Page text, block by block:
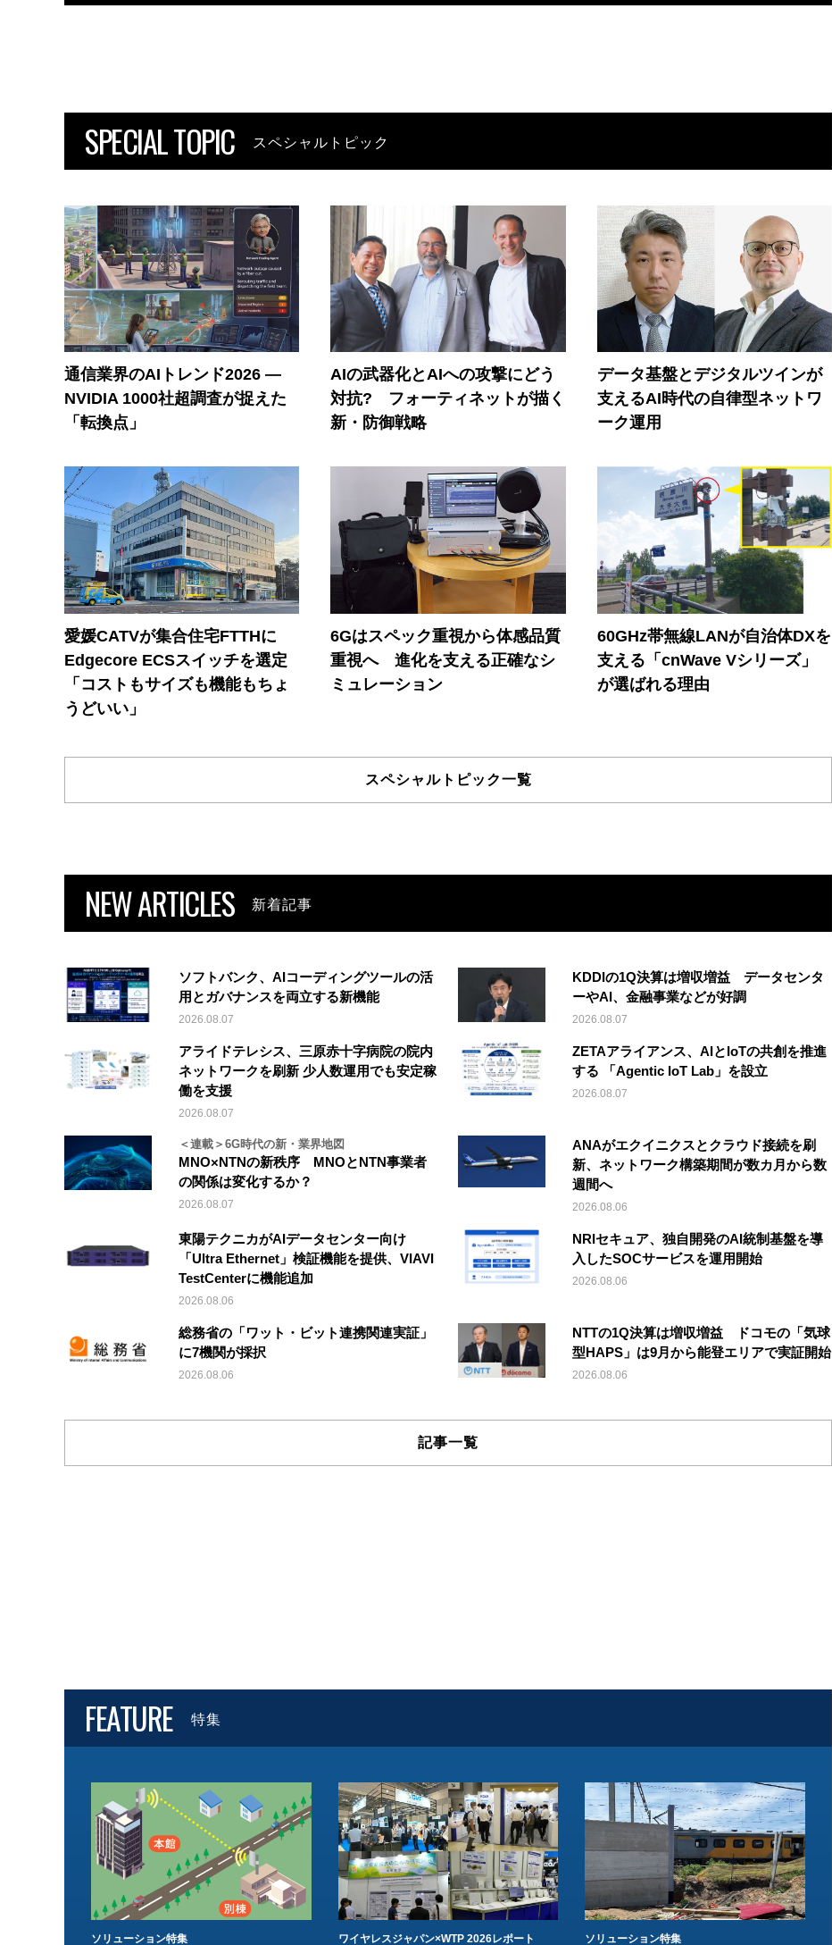
SPECIAL TOPIC スペシャルトピック
通信業界のAIトレンド2026 ―
NVIDIA 1000社超調査が捉えた
「転換点」
AIの武器化とAIへの攻撃にどう
対抗? フォーティネットが描く
新・防御戦略
データ基盤とデジタルツインが
支えるAI時代の自律型ネットワ
ーク運用
愛媛CATVが集合住宅FTTHに
Edgecore ECSスイッチを選定
「コストもサイズも機能もちょ
うどいい」
6Gはスペック重視から体感品質
重視へ 進化を支える正確なシ
ミュレーション
60GHz帯無線LANが自治体DXを
支える「cnWave Vシリーズ」
が選ばれる理由
スペシャルトピック一覧
NEW ARTICLES 新着記事
ソフトバンク、AIコーディングツールの活
用とガバナンスを両立する新機能
2026.08.07
KDDIの1Q決算は増収増益 データセンタ
ーやAI、金融事業などが好調
2026.08.07
アライドテレシス、三原赤十字病院の院内
ネットワークを刷新 少人数運用でも安定稼
働を支援
2026.08.07
ZETAアライアンス、AIとIoTの共創を推進
する 「Agentic IoT Lab」を設立
2026.08.07
＜連載＞6G時代の新・業界地図
MNO×NTNの新秩序 MNOとNTN事業者
の関係は変化するか？
2026.08.07
ANAがエクイニクスとクラウド接続を刷
新、ネットワーク構築期間が数カ月から数
週間へ
2026.08.06
東陽テクニカがAIデータセンター向け
「Ultra Ethernet」検証機能を提供、VIAVI
TestCenterに機能追加
2026.08.06
NRIセキュア、独自開発のAI統制基盤を導
入したSOCサービスを運用開始
2026.08.06
総務省の「ワット・ビット連携関連実証」
に7機関が採択
2026.08.06
NTTの1Q決算は増収増益 ドコモの「気球
型HAPS」は9月から能登エリアで実証開始
2026.08.06
記事一覧
FEATURE 特集
ソリューション特集 ワイヤレスジャパン×WTP 2026レポート ソリューション特集